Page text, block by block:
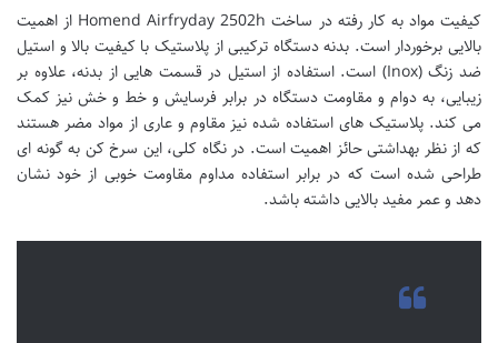
کیفیت مواد به کار رفته در ساخت Homend Airfryday 2502h از اهمیت
بالایی برخوردار است. بدنه دستگاه ترکیبی از پلاستیک با کیفیت بالا و استیل
ضد زنگ (Inox) است. استفاده از استیل در قسمت هایی از بدنه، علاوه بر
زیبایی، به دوام و مقاومت دستگاه در برابر فرسایش و خط و خش نیز کمک
می کند. پلاستیک های استفاده شده نیز مقاوم و عاری از مواد مضر هستند
که از نظر بهداشتی حائز اهمیت است. در نگاه کلی، این سرخ کن به گونه ای
طراحی شده است که در برابر استفاده مداوم مقاومت خوبی از خود نشان
دهد و عمر مفید بالایی داشته باشد.